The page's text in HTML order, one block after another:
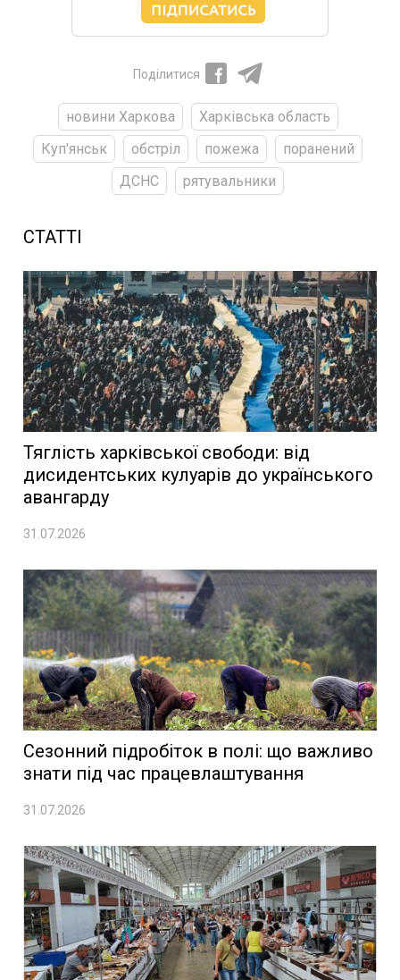
Поділитися
новини Харкова
Харківська область
Куп'янськ
обстріл пожежа
поранений
ДСНС
рятувальники
СТАТТІ
Тяглість харківської свободи: від
дисидентських кулуарів до українського
авангарду
31.07.2026
Сезонний підробіток в полі: що важливо
знати під час працевлаштування
31.07.2026